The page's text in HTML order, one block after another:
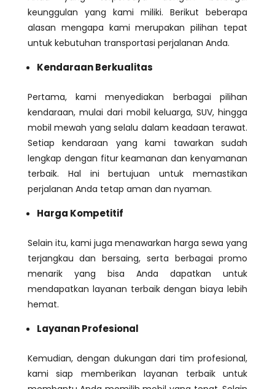
keunggulan yang kami miliki. Berikut beberapa
alasan mengapa kami merupakan pilihan tepat
untuk kebutuhan transportasi perjalanan Anda.
Kendaraan Berkualitas
Pertama, kami menyediakan berbagai pilihan
kendaraan, mulai dari mobil keluarga, SUV, hingga
mobil mewah yang selalu dalam keadaan terawat.
Setiap kendaraan yang kami tawarkan sudah
lengkap dengan fitur keamanan dan kenyamanan
terbaik. Hal ini bertujuan untuk memastikan
perjalanan Anda tetap aman dan nyaman.
Harga Kompetitif
Selain itu, kami juga menawarkan harga sewa yang
terjangkau dan bersaing, serta berbagai promo
menarik yang bisa Anda dapatkan untuk
mendapatkan layanan terbaik dengan biaya lebih
hemat.
Layanan Profesional
Kemudian, dengan dukungan dari tim profesional,
kami siap memberikan layanan terbaik untuk